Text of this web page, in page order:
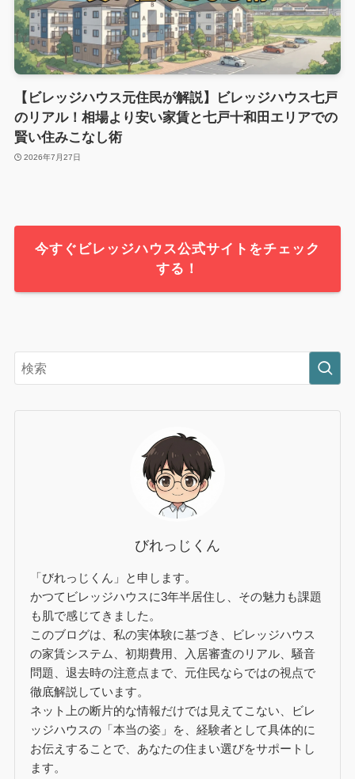
【ビレッジハウス元住民が解説】ビレッジハウス七戸
のリアル！相場より安い家賃と七戸十和田エリアでの
賢い住みこなし術
2026年7月27日
今すぐビレッジハウス公式サイトをチェック
する！
びれっじくん
「びれっじくん」と申します。
かつてビレッジハウスに3年半居住し、その魅力も課題
も肌で感じてきました。
このブログは、私の実体験に基づき、ビレッジハウス
の家賃システム、初期費用、入居審査のリアル、騒音
問題、退去時の注意点まで、元住民ならではの視点で
徹底解説しています。
ネット上の断片的な情報だけでは見えてこない、ビレ
ッジハウスの「本当の姿」を、経験者として具体的に
お伝えすることで、あなたの住まい選びをサポートし
ます。